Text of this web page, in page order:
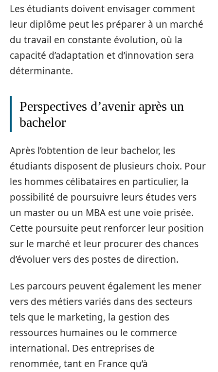
Les étudiants doivent envisager comment
leur diplôme peut les préparer à un marché
du travail en constante évolution, où la
capacité d’adaptation et d’innovation sera
déterminante.
Perspectives d’avenir après un
bachelor
Après l’obtention de leur bachelor, les
étudiants disposent de plusieurs choix. Pour
les hommes célibataires en particulier, la
possibilité de poursuivre leurs études vers
un master ou un MBA est une voie prisée.
Cette poursuite peut renforcer leur position
sur le marché et leur procurer des chances
d’évoluer vers des postes de direction.
Les parcours peuvent également les mener
vers des métiers variés dans des secteurs
tels que le marketing, la gestion des
ressources humaines ou le commerce
international. Des entreprises de
renommée, tant en France qu’à